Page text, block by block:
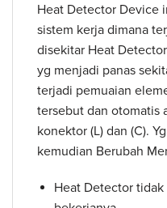
Heat Detector Device
sistem kerja dimana
disekitar Heat
yg menjadi panas
terjadi pemuaian
tersebut dan otomatis
konektor (L) dan (C).
kemudian Berubah
Heat Detector